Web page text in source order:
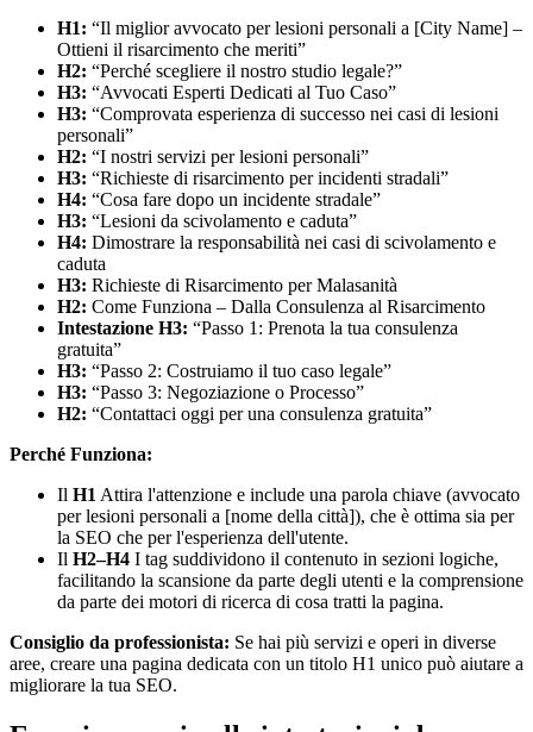
H1: “Il miglior avvocato per lesioni personali a [City Name] –
Ottieni il risarcimento che meriti”
H2: “Perché scegliere il nostro studio legale?”
H3: “Avvocati Esperti Dedicati al Tuo Caso”
H3: “Comprovata esperienza di successo nei casi di lesioni
personali”
H2: “I nostri servizi per lesioni personali”
H3: “Richieste di risarcimento per incidenti stradali”
H4: “Cosa fare dopo un incidente stradale”
H3: “Lesioni da scivolamento e caduta”
H4: Dimostrare la responsabilità nei casi di scivolamento e
caduta
H3: Richieste di Risarcimento per Malasanità
H2: Come Funziona – Dalla Consulenza al Risarcimento
Intestazione H3: “Passo 1: Prenota la tua consulenza
gratuita”
H3: “Passo 2: Costruiamo il tuo caso legale”
H3: “Passo 3: Negoziazione o Processo”
H2: “Contattaci oggi per una consulenza gratuita”
Perché Funziona:
Il H1 Attira l'attenzione e include una parola chiave (avvocato
per lesioni personali a [nome della città]), che è ottima sia per
la SEO che per l'esperienza dell'utente.
Il H2–H4 I tag suddividono il contenuto in sezioni logiche,
facilitando la scansione da parte degli utenti e la comprensione
da parte dei motori di ricerca di cosa tratti la pagina.
Consiglio da professionista: Se hai più servizi e operi in diverse
aree, creare una pagina dedicata con un titolo H1 unico può aiutare a
migliorare la tua SEO.